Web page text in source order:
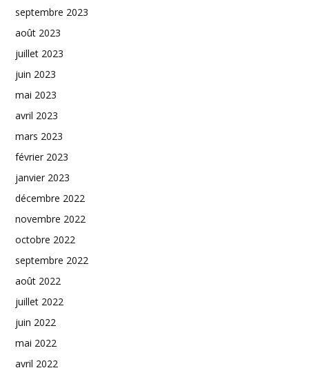
septembre 2023
août 2023
juillet 2023
juin 2023
mai 2023
avril 2023
mars 2023
février 2023
janvier 2023
décembre 2022
novembre 2022
octobre 2022
septembre 2022
août 2022
juillet 2022
juin 2022
mai 2022
avril 2022